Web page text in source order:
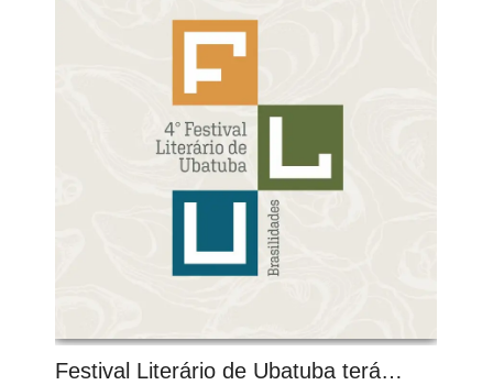
Festival Literário de Ubatuba terá…